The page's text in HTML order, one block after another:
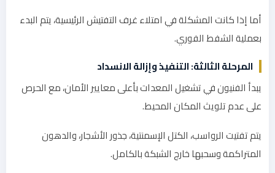
أما إذا كانت المشكلة في امتلاء غرف التفتيش الرئيسية، يتم البدء
بعملية الشفط الفوري.
المرحلة الثالثة: التنفيذ وإزالة الانسداد
يبدأ الفنيون في تشغيل المعدات بأعلى معايير الأمان، مع الحرص
على عدم تلويث المكان المحيط.
يتم تفتيت الرواسب، الكتل الإسمنتية، جذور الأشجار، والدهون
المتراكمة وسحبها خارج الشبكة بالكامل.